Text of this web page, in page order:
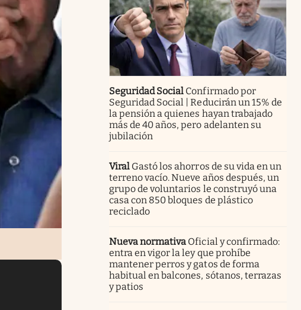
Seguridad Social Confirmado por
Seguridad Social | Reducirán un 15% de
la pensión a quienes hayan trabajado
más de 40 años, pero adelanten su
jubilación
Viral Gastó los ahorros de su vida en un
terreno vacío. Nueve años después, un
grupo de voluntarios le construyó una
casa con 850 bloques de plástico
reciclado
Nueva normativa Oficial y confirmado:
entra en vigor la ley que prohíbe
mantener perros y gatos de forma
habitual en balcones, sótanos, terrazas
y patios